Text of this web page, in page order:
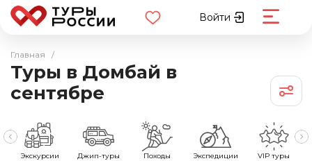
Войти
Главная /
Туры в Домбай в
сентябре
Экскурсии Джип-туры Походы Экспедиции VIP туры